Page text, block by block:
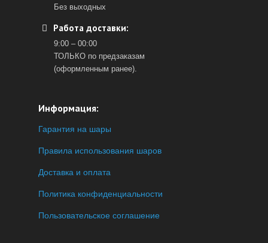
Без выходных
Работа доставки:
9:00 – 00:00
ТОЛЬКО по предзаказам
(оформленным ранее).
Информация:
Гарантия на шары
Правила использования шаров
Доставка и оплата
Политика конфиденциальности
Пользовательское соглашение